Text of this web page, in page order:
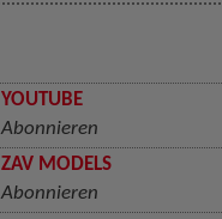
YOUTUBE
Abonnieren
ZAV MODELS
Abonnieren